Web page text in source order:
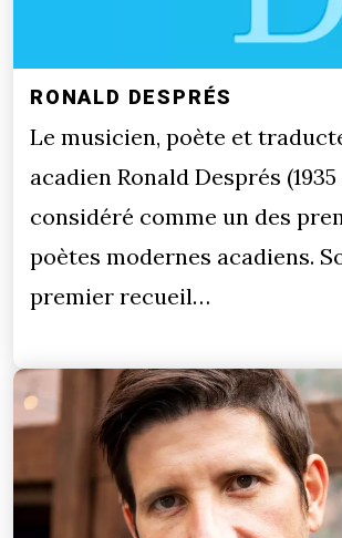
RONALD DESPRÉS
Le musicien, poète et
acadien Ronald Després
considéré comme un des
poètes modernes acadiens.
premier recueil…